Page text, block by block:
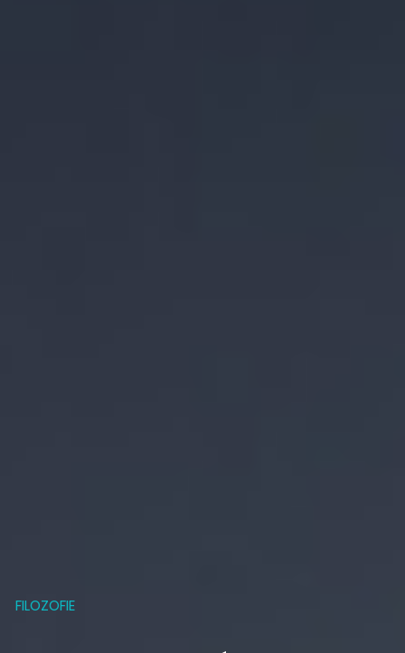
FILOZOFIE